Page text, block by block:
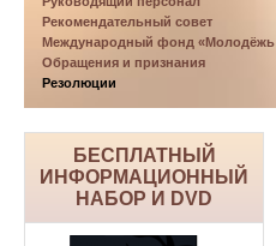
Рекомендательный совет
Международный фонд «Молодёжь
Обращения и признания
Резолюции
БЕСПЛАТНЫЙ
ИНФОРМАЦИОННЫЙ
НАБОР И DVD